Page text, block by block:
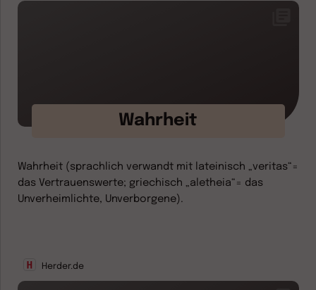
Wahrheit
Wahrheit (sprachlich verwandt mit lateinisch „veritas“=
das Vertrauenswerte; griechisch „aletheia“= das
Unverheimlichte, Unverborgene).
Herder.de